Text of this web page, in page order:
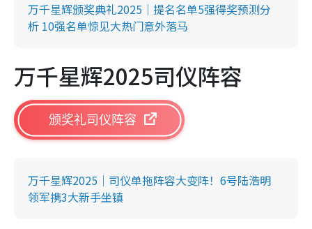
万千星辉颁奖典礼2025｜提名名单5强得奖预测分
析 10强名单惊见大热门意外落马
万千星辉2025司仪阵容
颁奖礼司仪阵容
万千星辉2025｜司仪单拖阵容大变阵！6号陆浩明
领军携3大新手坐镇